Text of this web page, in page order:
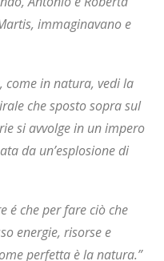
immaginavano e
come in natura, vedi la
che sposto sopra sul
si avvolge in un impero
da un’esplosione di
é che per fare ciò che
energie, risorse e
perfetta è la natura.”